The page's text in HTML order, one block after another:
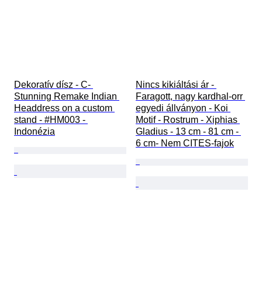
Dekoratív dísz - C-
Stunning Remake Indian
Headdress on a custom
stand - #HM003 -
Indonézia
Nincs kikiáltási ár -
Faragott, nagy kardhal-orr
egyedi állványon - Koi
Motif - Rostrum - Xiphias
Gladius - 13 cm - 81 cm -
6 cm- Nem CITES-fajok